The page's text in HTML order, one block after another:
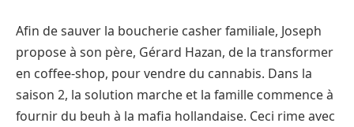
Afin de sauver la boucherie casher familiale, Joseph
propose à son père, Gérard Hazan, de la transformer
en coffee-shop, pour vendre du cannabis. Dans la
saison 2, la solution marche et la famille commence à
fournir du beuh à la mafia hollandaise. Ceci rime avec